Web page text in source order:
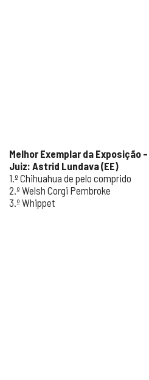
Melhor Exemplar da Exposição –
Juiz: Astrid Lundava (EE)
1.º Chihuahua de pelo comprido
2.º Welsh Corgi Pembroke
3.º Whippet